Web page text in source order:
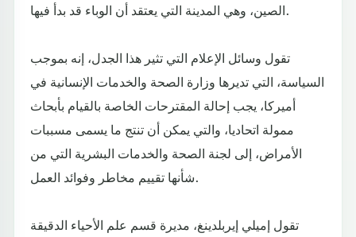
الصين، وهي المدينة التي يعتقد أن الوباء قد بدأ فيها.
تقول وسائل الإعلام التي تثير هذا الجدل، إنه بموجب
السياسة، التي تديرها وزارة الصحة والخدمات الإنسانية في
أميركا، يجب إحالة المقترحات الخاصة بالقيام بأبحاث
ممولة اتحاديا، والتي يمكن أن تنتج ما يسمى مسببات
الأمراض، إلى لجنة الصحة والخدمات البشرية التي من
شأنها تقييم مخاطر وفوائد العمل.
تقول إميلي إيربلدينغ، مديرة قسم علم الأحياء الدقيقة